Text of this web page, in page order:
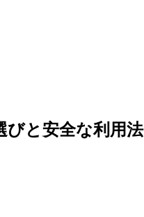
びと安全な利用法